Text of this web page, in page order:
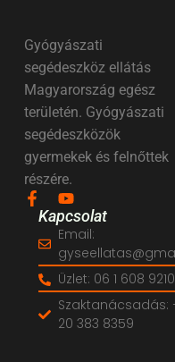
Gyógyászati
segédeszköz ellátás
Magyarország egész
területén. Gyógyászati
segédeszközök
gyermekek és felnőttek
részére.
Kapcsolat
Email:
Üzlet: 06 1 608 9210
Szaktanácsadás:
20 383 8359